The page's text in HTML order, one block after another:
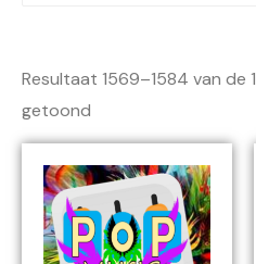
Resultaat 1569–1584 van
getoond